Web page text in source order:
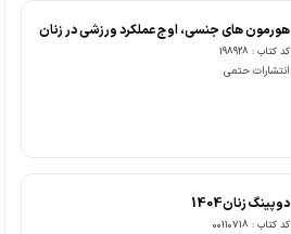
هورمون های جنسی، اوج عملکرد ورزشی در زنان
کد کتاب : 198928
انتشارات حتمی
دوپینگ زنان1404
کد کتاب : 00110718